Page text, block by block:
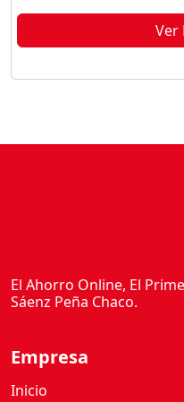
Ver
El Ahorro Online, El
Sáenz Peña Chaco.
Empresa
Inicio